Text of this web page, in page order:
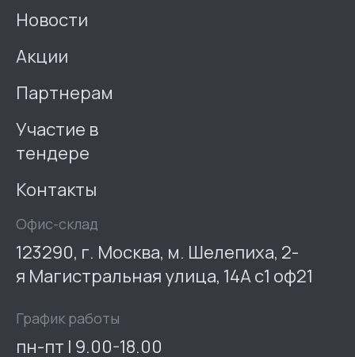
Новости
Акции
Партнерам
Участие в
тендере
Контакты
Офис-склад
123290, г. Москва, м. Шелепиха, 2-
я Магистральная улица, 14А с1 оф21
График работы
пн-пт | 9.00-18.00